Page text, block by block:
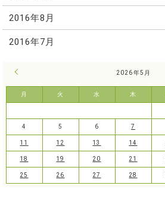
2016年8月
2016年7月
2026年5月
月 火 水 木
4 5 6 7
11 12 13 14
18 19 20 21
25 26 27 28